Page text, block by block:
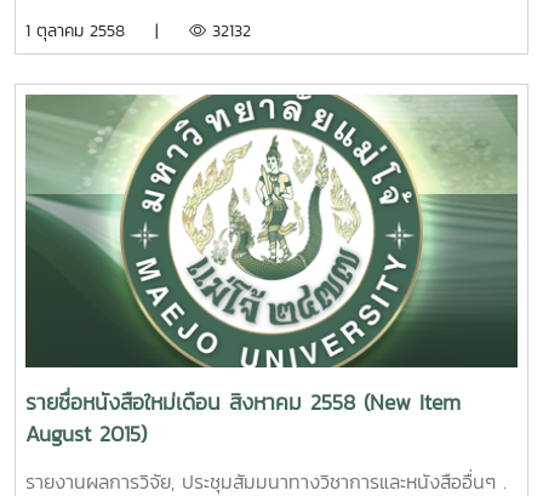
หนังสือ 2558 /ช43. 13
Effect of Drying Method on Antioxidant Activities of
Spirulina [ Spirulina platensis ]. Wichittra Daengprok
Maejo University. 2015.
5. การศึกษาศักยภาพในการนำเศษวัสดุจากการตัดแต่งกิ่งลำไย
มาผลิตเอทานอล. มยุรา ศรีกัลยานุกูล รายงานผลการวิจัย
มหาวิทยาลัยแม่โจ้ 80 หน้า. เลขเรียกหนังสือ 2558 / 36
A study on the possibility of longan tree trimming
waste for the bioethanol productionerms
Mayura Srikanlayanukul Maejo University. 2015. 6.
ดัชนีความสุขของชุมชนบริเวณรอบพื้นที่ป่าอนุรักษ์มหาวิทยาลัย
แม่โจ้ – แพร่ ฑีฆา โยธาภักดีรายงานผลการวิจัยมหาวิทยาลัยแม่
โจ้. 70 หน้า. เลขเรียกหนังสือ 2558 / 37
Community Happiness Index around Forest
มหาวิทยาลัยแม่โจ้ 82 หน้า. เลขเรียกหนังสือ 2558 /
Appropriate in Organic Agricultural Practice. Phahol
Sakkatat Maejo University. 2015. 2.การ
พัฒนาศักยภาพเกษตรกรรายย่อยปลูกยางพาราในภาคเหนือ
ตอนบน. นคเรศ รังควัต รายงานผลการวิจัยมหาวิทยาลัยแม่โจ้
74 หน้า. เลขเรียกหนังสือ 2558 /31
The Efficiency Development of Smallholder
Rubber Farms in Northern, Thailand . Nakarate
Rungkawat Maejo University. 2015. 3. การ
ตรวจสอบปริมาณแก๊สแอมโมเนียที่เป็นพาจากโรงงาน
อุตสาหกรรมเกษตรด้วยเซนเซอร์ที่ประดิษฐ์จากอนุภาคนาโนเฟอริ
กออกไซด์ที่อุณหภูมิต่ำ นิตยา ตาแม่ก๋ง รายงานผลการวิจัย
มหาวิทยาลัยแม่โจ้ 69 หน้า. เลขเรียกหนังสือ 2558 /32
The Monitoring of
Noxious NG3 Gas from agro Industry with Sensors
1 ตุลาคม 2558 | 32132
รายชื่อหนังสือใหม่เดือน สิงหาคม 2558 (New Item
August 2015)
รายงานผลการวิจัย, ประชุมสัมมนาทางวิชาการและหนังสืออื่นๆ .